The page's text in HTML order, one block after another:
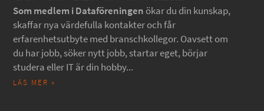
Som medlem i Dataföreningen ökar du din kunskap,
skaffar nya värdefulla kontakter och får
erfarenhetsutbyte med branschkollegor. Oavsett om
du har jobb, söker nytt jobb, startar eget, börjar
studera eller IT är din hobby...
LÄS MER »